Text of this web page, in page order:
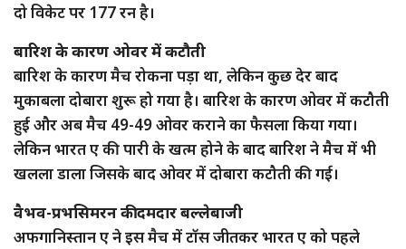
दो विकेट पर 177 रन है।
बारिश के कारण ओवर में कटौती
बारिश के कारण मैच रोकना पड़ा था, लेकिन कुछ देर बाद
मुकाबला दोबारा शुरू हो गया है। बारिश के कारण ओवर में कटौती
हुई और अब मैच 49-49 ओवर कराने का फैसला किया गया।
लेकिन भारत ए की पारी के खत्म होने के बाद बारिश ने मैच में भी
खलला डाला जिसके बाद ओवर में दोबारा कटौती की गई।
वैभव-प्रभसिमरन की दमदार बल्लेबाजी
अफगानिस्तान ए ने इस मैच में टॉस जीतकर भारत ए को पहले